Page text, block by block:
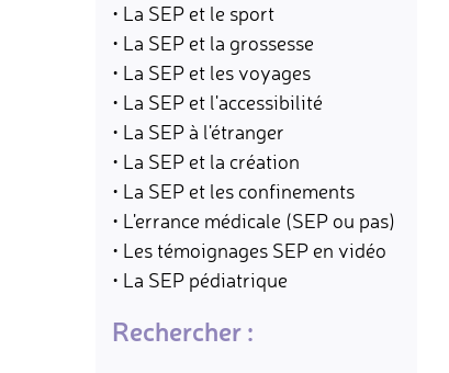
• La SEP et le sport
• La SEP et la grossesse
• La SEP et les voyages
• La SEP et l'accessibilité
• La SEP à l'étranger
• La SEP et la création
• La SEP et les confinements
• L'errance médicale (SEP ou pas)
• Les témoignages SEP en vidéo
• La SEP pédiatrique
Rechercher :